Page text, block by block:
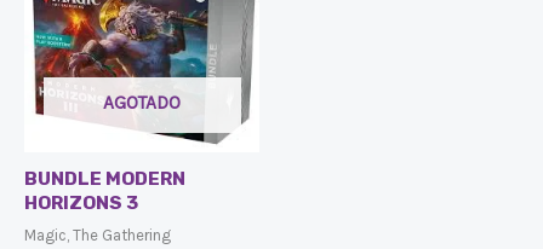
AGOTADO
BUNDLE MODERN
HORIZONS 3
Magic, The Gathering